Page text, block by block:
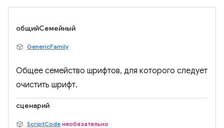
общийСемейный
GenericFamily
Общее семейство шрифтов, для которого следует
очистить шрифт.
сценарий
ScriptCode необязательно